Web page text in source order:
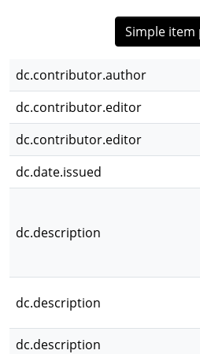
Simple item
dc.contributor.author
dc.contributor.editor
dc.contributor.editor
dc.date.issued
dc.description
dc.description
dc.description